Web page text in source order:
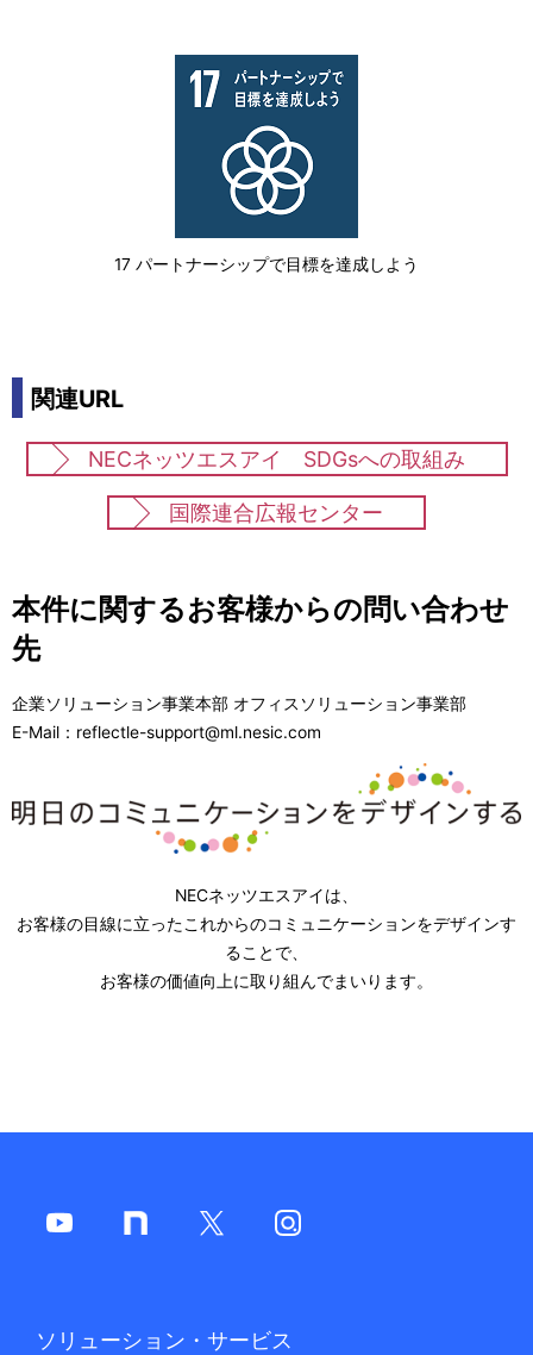
17 パートナーシップで目標を達成しよう
関連URL
NECネッツエスアイ SDGsへの取組み
国際連合広報センター
本件に関するお客様からの問い合わせ
先
企業ソリューション事業本部 オフィスソリューション事業部
E-Mail：reflectle-support@ml.nesic.com
NECネッツエスアイは、
お客様の目線に立ったこれからのコミュニケーションをデザインす
ることで、
お客様の価値向上に取り組んでまいります。
ソリューション・サービス